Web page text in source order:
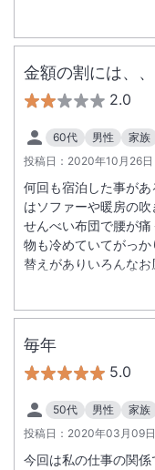
ベーターは４階まで
までは階段から荷物
そういった記載がな
金額の割には、、
2.0
60代 男性
家族
投稿日： 2020年10月26日
何回も宿泊した事が
はソファーや暖房の
せんべい布団で腰が
物も冷めていてがっ
替えがありいろんな
除が行き届いてない
毎年
5.0
50代 男性
家族
投稿日： 2020年03月09日
今回は私の仕事の関